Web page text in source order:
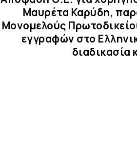
Μαυρέτα Καρύδη,
Μονομελούς
εγγραφών στο